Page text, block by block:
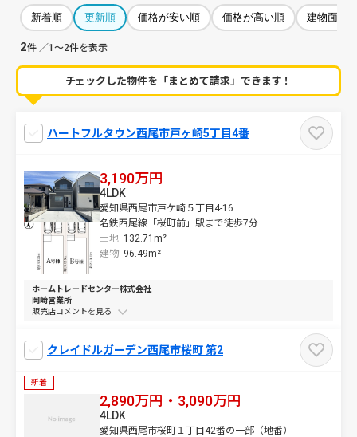
新着順 更新順 価格が安い順 価格が高い順 建物面積
2件 ／1～2件を表示
チェックした物件を「まとめて請求」できます！
ハートフルタウン西尾市戸ヶ崎5丁目4番
3,190万円
愛知県西尾市戸ケ崎５丁目4-16
名鉄西尾線「桜町前」駅まで徒歩7分
土地 132.71m²
4LDK
建物 96.49m²
ホームトレードセンター株式会社
岡崎営業所
販売店コメントを
クレイドルガーデン西尾市桜町 第2
新着
2,890万円・3,090万円
愛知県西尾市桜町１丁目42番の一部（地番）
4LDK